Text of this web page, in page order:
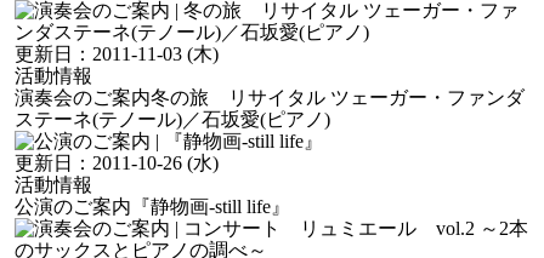
更新日： 2011-11-03 (木)
活動情報
演奏会のご案内冬の旅 リサイタル ツェーガー・ファンダ
ステーネ(テノール)／石坂愛(ピアノ)
更新日： 2011-10-26 (水)
活動情報
公演のご案内 『静物画‐still life』